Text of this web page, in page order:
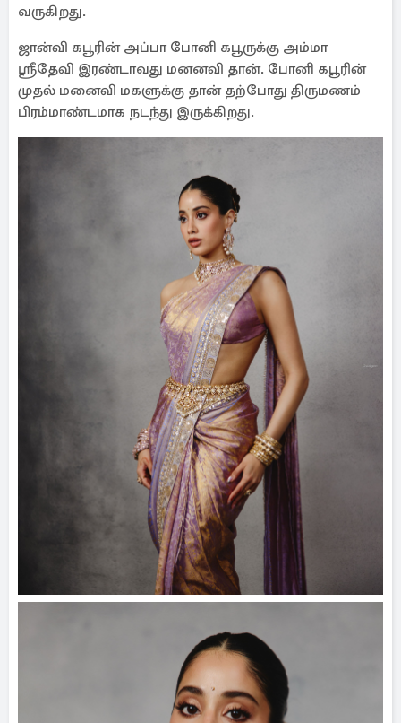
வருகிறது.
ஜான்வி கபூரின் அப்பா போனி கபூருக்கு அம்மா
ஸ்ரீதேவி இரண்டாவது மனனவி தான். போனி கபூரின்
முதல் மனைவி மகளுக்கு தான் தற்போது திருமணம்
பிரம்மாண்டமாக நடந்து இருக்கிறது.